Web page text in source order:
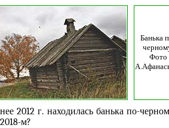
Банька
Фото
2012 г. находилась банька по-
м?